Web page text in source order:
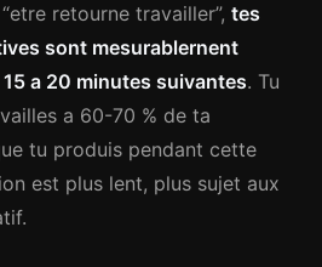
retourne travailler”, tes
sont mesurablernent
a 20 minutes suivantes. Tu
a 60-70 % de ta
tu produis pendant cette
est plus lent, plus sujet aux